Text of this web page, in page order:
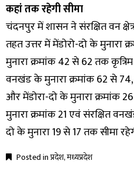
कहां तक रहेगी सीमा
चंदनपुर में शासन ने संरक्षित वन
तहत उत्तर में मेंडोरो-दो के मुनारा
मुनारा क्रमांक 42 से 62 तक कृत्रिम
वनखंड के मुनारा क्रमांक 62 से 74,
और मेंडोरा-दो के मुनारा क्रमांक
मुनारा क्रमांक 21 एवं संरक्षित
दो के मुनारा 19 से 17 तक सीमा
Posted inप्रदेश,मध्यप्रदेश